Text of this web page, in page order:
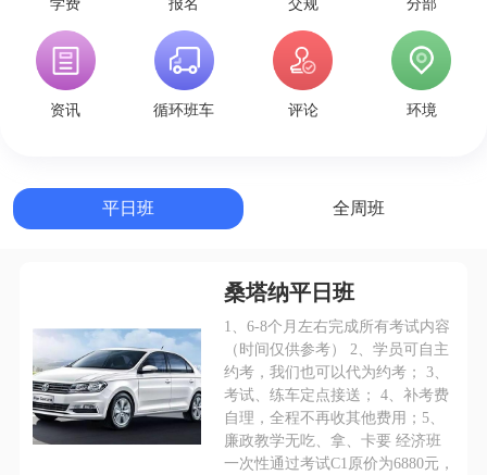
资讯 循环班车 评论 环境
平日班 全周班
桑塔纳平日班
1、6-8个月左右完成所有考试内容
（时间仅供参考） 2、学员可自主
约考，我们也可以代为约考； 3、
考试、练车定点接送； 4、补考费
自理，全程不再收其他费用；5、
廉政教学无吃、拿、卡要 经济班
一次性通过考试C1原价为6880元，